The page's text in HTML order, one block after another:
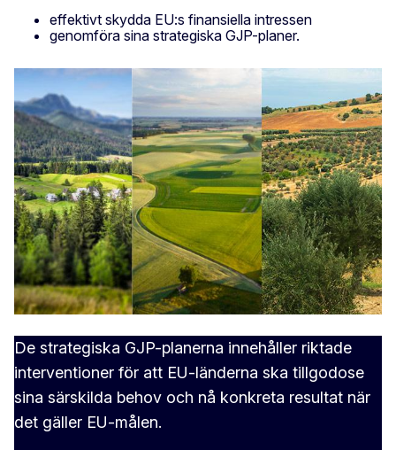
effektivt skydda EU:s finansiella intressen
genomföra sina strategiska GJP-planer.
De strategiska GJP-planerna innehåller riktade
interventioner för att EU-länderna ska tillgodose
sina särskilda behov och nå konkreta resultat när
det gäller EU-målen.